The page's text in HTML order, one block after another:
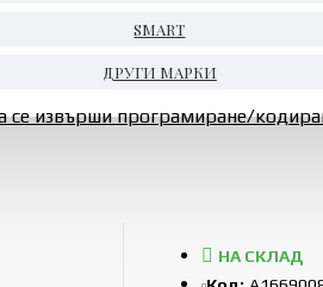
SMART
ДРУГИ МАРКИ
се извърши програмиране/
НА СКЛАД